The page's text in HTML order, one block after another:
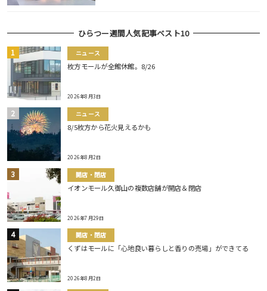
ひらつー週間人気記事ベスト10
ニュース
枚方モールが全館休館。8/26
2026年8月3日
ニュース
8/5枚方から花火見えるかも
2026年8月2日
開店・閉店
イオンモール久御山の複数店舗が開店＆閉店
2026年7月29日
開店・閉店
くずはモールに「心地良い暮らしと香りの売場」ができてる
2026年8月2日